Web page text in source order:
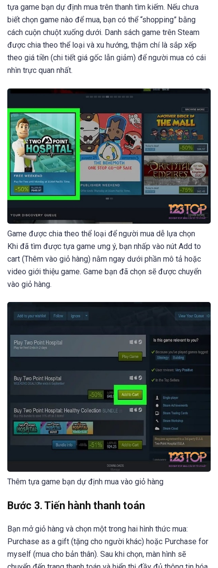
tựa game bạn dự định mua trên thanh tìm kiếm. Nếu chưa
biết chọn game nào để mua, bạn có thể “shopping” bằng
cách cuộn chuột xuống dưới. Danh sách game trên Steam
được chia theo thể loại và xu hướng, thậm chí là sắp xếp
theo giá tiền (chi tiết giá gốc lẫn giảm) để người mua có cái
nhìn trực quan nhất.
Game được chia theo thể loại để người mua dễ lựa chọn
Khi đã tìm được tựa game ưng ý, bạn nhấp vào nút Add to
cart (Thêm vào giỏ hàng) nằm ngay dưới phần mô tả hoặc
video giới thiệu game. Game bạn đã chọn sẽ được chuyển
vào giỏ hàng.
Thêm tựa game bạn dự định mua vào giỏ hàng
Bước 3. Tiến hành thanh toán
Bạn mở giỏ hàng và chọn một trong hai hình thức mua:
Purchase as a gift (tặng cho người khác) hoặc Purchase for
myself (mua cho bản thân). Sau khi chọn, màn hình sẽ